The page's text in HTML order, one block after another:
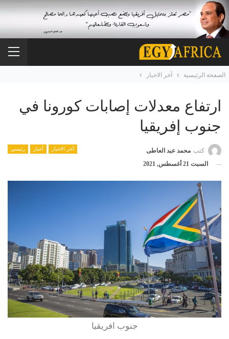
الصفحة الرئيسية آخر الاخبار
ارتفاع معدلات إصابات كورونا في
جنوب إفريقيا
آخر الاخبار أخبار رئيسي كتب محمد عبد العاطى
السبت 21 أغسطس, 2021
جنوب افريقيا